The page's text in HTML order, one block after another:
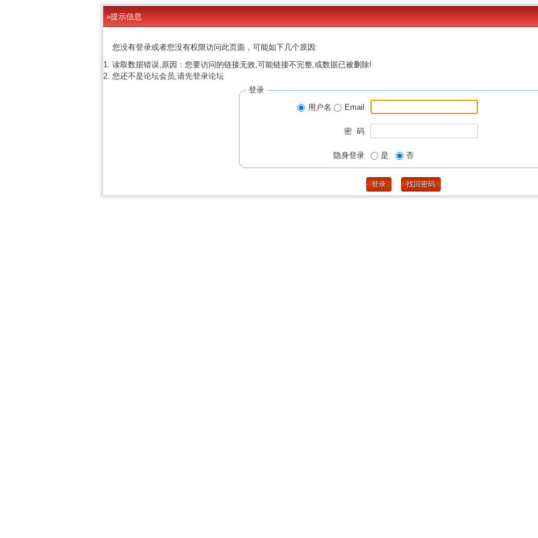
»提示信息
您没有登录或者您没有权限访问此页面，可能如下几个原因:
读取数据错误,原因：您要访问的链接无效,可能链接不完整,或数据已被删除!
您还不是论坛会员,请先登录论坛
登录
用户名
Email
密 码
隐身登录 是 否